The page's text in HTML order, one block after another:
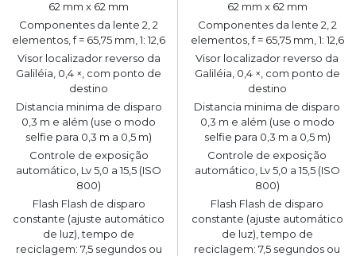
62 mm x 62 mm
Componentes da lente 2, 2
elementos, f = 65,75 mm, 1: 12,6
Visor localizador reverso da
Galiléia, 0,4 ×, com ponto de
destino
Distancia minima de disparo
0,3 m e além (use o modo
selfie para 0,3 m a 0,5 m)
Controle de exposição
automático, Lv 5,0 a 15,5 (ISO
800)
Flash Flash de disparo
constante (ajuste automático
de luz), tempo de
reciclagem: 7,5 segundos ou
62 mm x 62 mm
Componentes da lente 2, 2
elementos, f = 65,75 mm, 1: 12,6
Visor localizador reverso da
Galiléia, 0,4 ×, com ponto de
destino
Distancia minima de disparo
0,3 m e além (use o modo
selfie para 0,3 m a 0,5 m)
Controle de exposição
automático, Lv 5,0 a 15,5 (ISO
800)
Flash Flash de disparo
constante (ajuste automático
de luz), tempo de
reciclagem: 7,5 segundos ou